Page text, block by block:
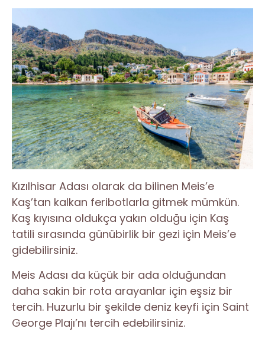
Kızılhisar Adası olarak da bilinen Meis’e
Kaş’tan kalkan feribotlarla gitmek mümkün.
Kaş kıyısına oldukça yakın olduğu için Kaş
tatili sırasında günübirlik bir gezi için Meis’e
gidebilirsiniz.
Meis Adası da küçük bir ada olduğundan
daha sakin bir rota arayanlar için eşsiz bir
tercih. Huzurlu bir şekilde deniz keyfi için Saint
George Plajı’nı tercih edebilirsiniz.